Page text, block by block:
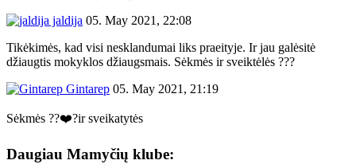
jaldija 05. May 2021, 22:08
Tikėkimės, kad visi nesklandumai liks praeityje. Ir jau galėsitė
džiaugtis mokyklos džiaugsmais. Sėkmės ir sveiktėlės ???
Gintarep 05. May 2021, 21:19
Sėkmės ??❤️?ir sveikatytės
Daugiau Mamyčių klube: